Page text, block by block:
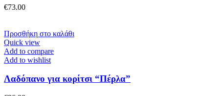
επιλεγούν
στη
σελίδα
του
προϊόντος
€73.00
Προσθήκη στο καλάθι
Quick view
Add to compare
Add to wishlist
Λαδόπανο για κορίτσι “Πέρλα”